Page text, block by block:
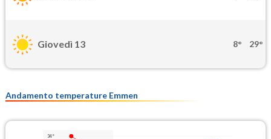
Giovedì 13 8° 29°
Andamento temperature Emmen
34°